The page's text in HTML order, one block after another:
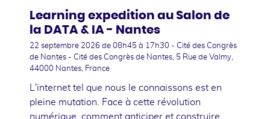
Learning expedition au Salon de
la DATA & IA - Nantes
22 septembre 2026 de 08h45 à 17h30 - Cité des Congrès
de Nantes - Cité des Congrès de Nantes, 5 Rue de Valmy,
44000 Nantes, France
L'internet tel que nous le connaissons est en
pleine mutation. Face à cette révolution
numérique, comment anticiper et construire